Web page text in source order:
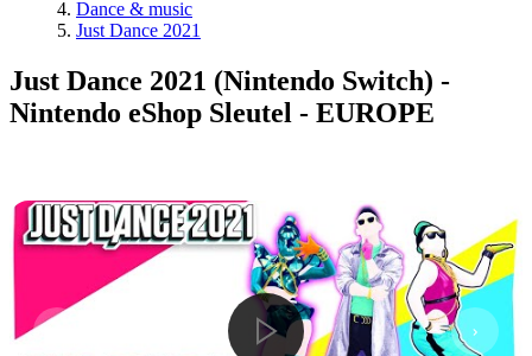
Dance & music
Just Dance 2021
Just Dance 2021 (Nintendo Switch) -
Nintendo eShop Sleutel - EUROPE